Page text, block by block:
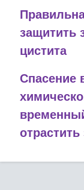
защитить
цистита
Спасение